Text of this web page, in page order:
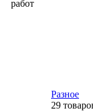
Разное
29